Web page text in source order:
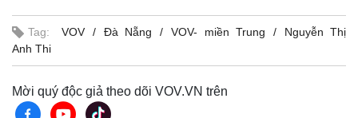
Tag: VOV Đà Nẵng VOV- miền Trung
Nguyễn Thị
Anh Thi
Mời quý độc giả theo dõi VOV.VN trên